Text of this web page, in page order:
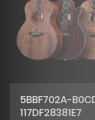
5BBF702A-
117DF28381E7